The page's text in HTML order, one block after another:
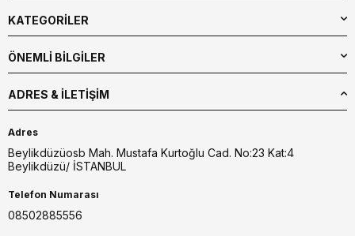
KATEGORİLER
ÖNEMLİ BİLGİLER
ADRES & İLETIŞIM
Adres
Beylikdüzüosb Mah. Mustafa Kurtoğlu Cad. No:23 Kat:4
Beylikdüzü/ İSTANBUL
Telefon Numarası
08502885556